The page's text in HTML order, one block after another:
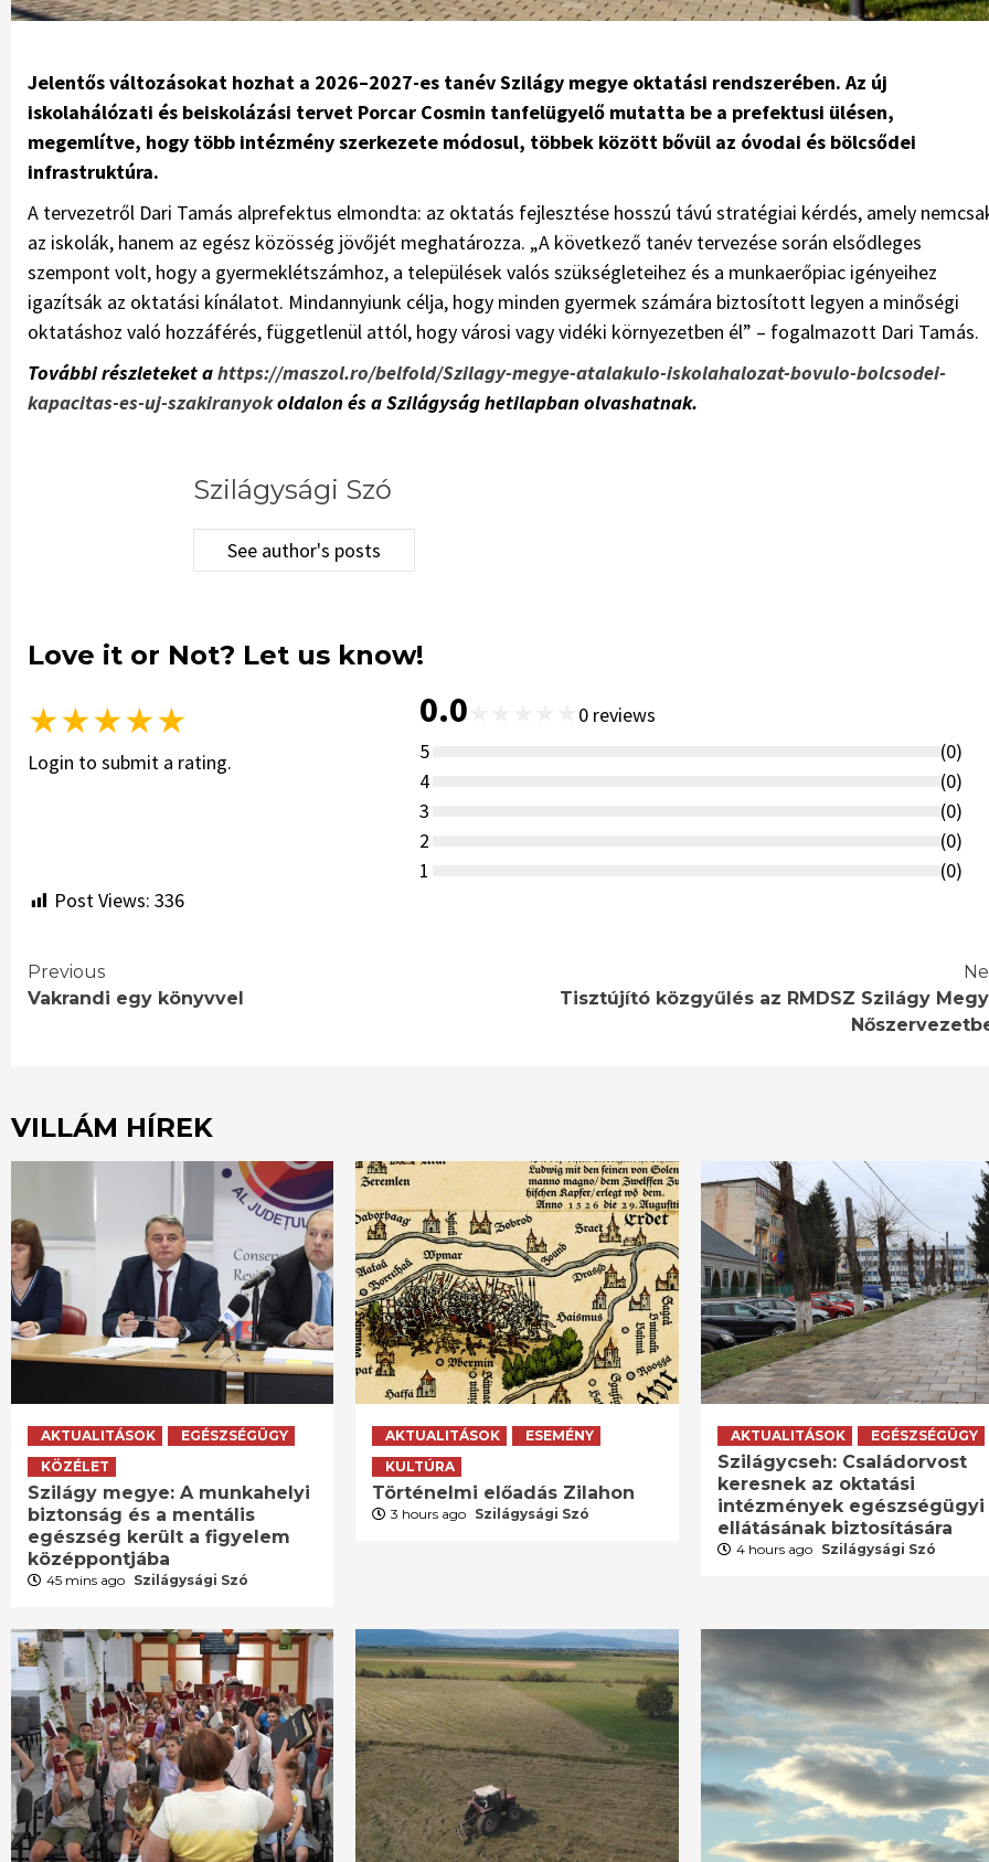
Jelentős változásokat hozhat a 2026–2027-es tanév Szilágy megye oktatási rendszerében. Az új
iskolahálózati és beiskolázási tervet Porcar Cosmin tanfelügyelő mutatta be a prefektusi ülésen,
megemlítve, hogy több intézmény szerkezete módosul, többek között bővül az óvodai és bölcsődei
infrastruktúra.
A tervezetről Dari Tamás alprefektus elmondta: az oktatás fejlesztése hosszú távú stratégiai kérdés, amely
az iskolák, hanem az egész közösség jövőjét meghatározza. „A következő tanév tervezése során elsődleges
szempont volt, hogy a gyermeklétszámhoz, a települések valós szükségleteihez és a munkaerőpiac igényeihez
igazítsák az oktatási kínálatot. Mindannyiunk célja, hogy minden gyermek számára biztosított legyen a minőségi
oktatáshoz való hozzáférés, függetlenül attól, hogy városi vagy vidéki környezetben él” – fogalmazott Dari Tamás.
További részleteket ahttps://maszol.ro/belfold/Szilagy-megye-atalakulo-iskolahalozat-bovulo-bolcsodei-
kapacitas-es-uj-szakiranyokoldalon és a Szilágyság hetilapban olvashatnak.
Szilágysági Szó
See author's posts
Love it or Not? Let us know!
★★★★★
Login to submit a rating.
0.0 0 reviews
5
(0)
4
(0)
3
(0)
2
(0)
1
(0)
Post Views: 336
Continue
Previous
Vakrandi egy könyvvel
Tisztújító közgyűlés az RMDSZ Szilágy
VILLÁM HÍREK
AKTUALITÁSOK
EGÉSZSÉGÜGY
KÖZÉLET
Szilágy megye: A munkahelyi
biztonság és a mentális
egészség került a figyelem
középpontjába
45 mins ago Szilágysági Szó
AKTUALITÁSOK
ESEMÉNY
KULTÚRA
Történelmi előadás Zilahon
3 hours ago Szilágysági Szó
AKTUALITÁSOK EGÉSZSÉGÜGY
Szilágycseh: Családorvost
keresnek az oktatási
intézmények egészségügyi
ellátásának biztosítására
4 hours ago Szilágysági Szó